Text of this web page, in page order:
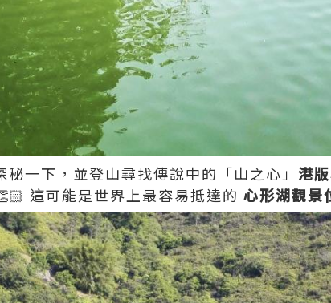
一下，並登山尋找傳說中的「山之心」 港
這可能是世界上最容易抵達的 心形湖觀景